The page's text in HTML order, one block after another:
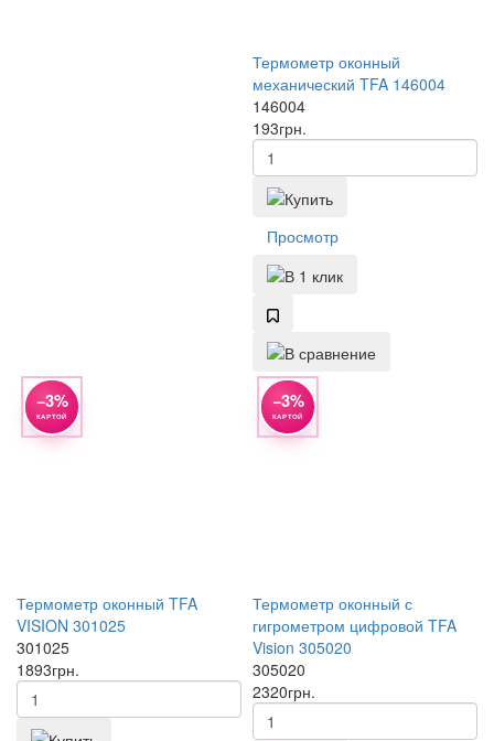
Термометр оконный
механический TFA 146004
146004
193грн.
Просмотр
−3%
КАРТОЙ
Термометр оконный TFA
VISION 301025
301025
1893грн.
−3%
КАРТОЙ
Термометр оконный с
гигрометром цифровой TFA
Vision 305020
305020
2320грн.